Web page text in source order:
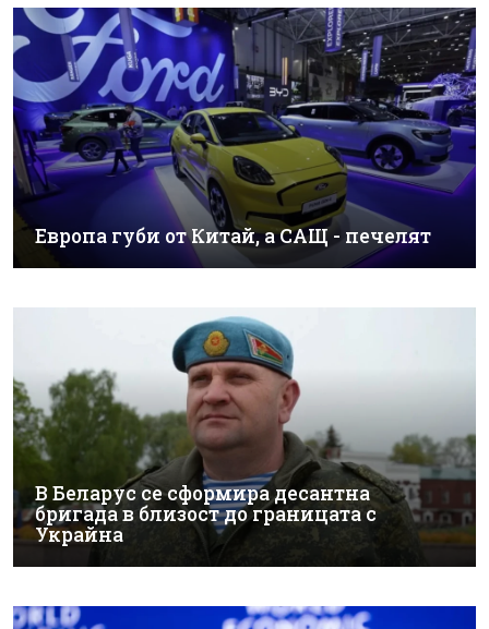
Европа губи от Китай, а САЩ - печелят
В Беларус се сформира десантна
бригада в близост до границата с
Украйна